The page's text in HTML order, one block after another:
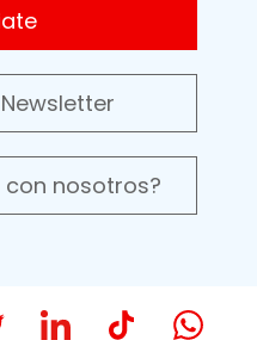
nosotros?